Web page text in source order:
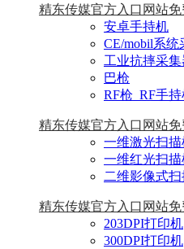
精东传媒官方入口网站
安卓手持机
CE/mobil系统
工业抗摔采集
巴枪
RF枪_RF手
精东传媒官方入口网站
一维激光扫
一维红光扫
二维影像式
精东传媒官方入口网站
203DPI打印机
300DPI打印机